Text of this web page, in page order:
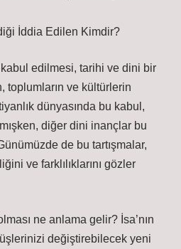
İddia Edilen Kimdir?
kabul edilmesi, tarihi ve dini bir
toplumların ve kültürlerin
dünyasında bu kabul,
diğer dini inançlar bu
de bu tartışmalar,
ve farklılıklarını gözler
ne anlama gelir? İsa’nın
değiştirebilecek yeni